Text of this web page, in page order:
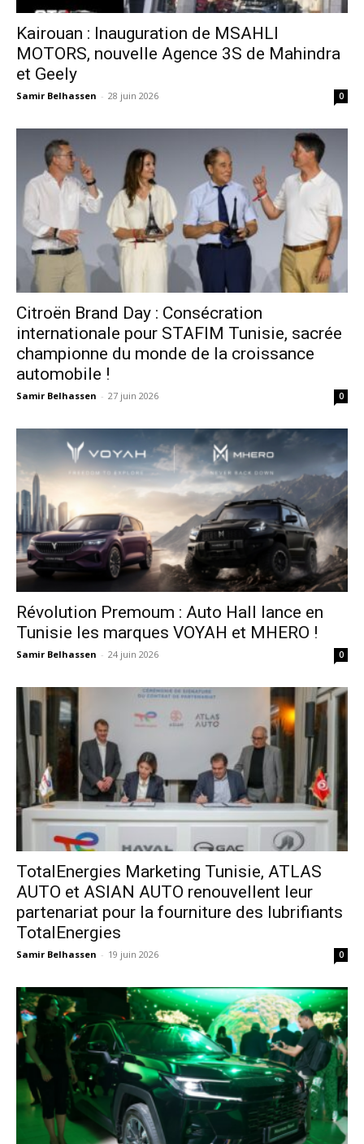
Kairouan : Inauguration de MSAHLI
MOTORS, nouvelle Agence 3S de Mahindra
et Geely
Samir Belhassen - 28 juin 2026 0
Citroën Brand Day : Consécration
internationale pour STAFIM Tunisie, sacrée
championne du monde de la croissance
automobile !
Samir Belhassen - 27 juin 2026 0
Révolution Premoum : Auto Hall lance en
Tunisie les marques VOYAH et MHERO !
Samir Belhassen - 24 juin 2026 0
TotalEnergies Marketing Tunisie, ATLAS
AUTO et ASIAN AUTO renouvellent leur
partenariat pour la fourniture des lubrifiants
TotalEnergies
Samir Belhassen - 19 juin 2026 0